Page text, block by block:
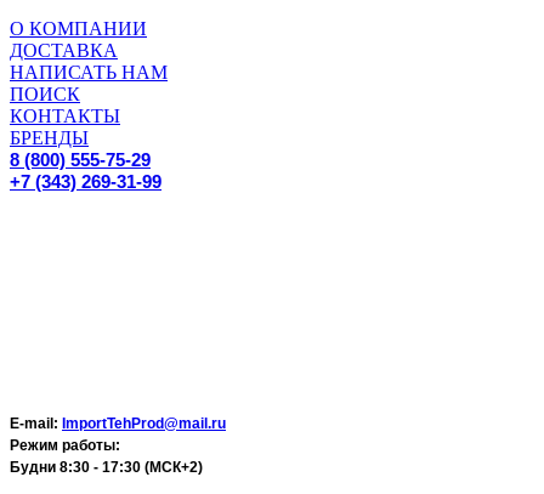
О КОМПАНИИ
ДОСТАВКА
НАПИСАТЬ НАМ
ПОИСК
КОНТАКТЫ
БРЕНДЫ
8 (800) 555-75-29
+7 (343) 269-31-99
E-mail: ImportTehProd@mail.ru
Режим работы:
Будни 8:30 - 17:30 (МСК+2)